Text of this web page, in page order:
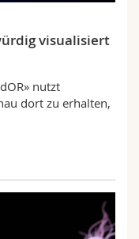
visualisiert
nutzt
dort zu erhalten,